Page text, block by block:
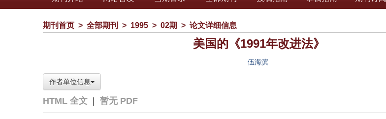
期刊首页 > 全部期刊 > 1995 > 02期 > 论文详细信息
美国的《1991年改进法》
伍海滨
作者单位信息
HTML 全文 暂无 PDF